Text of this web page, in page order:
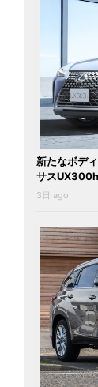
新たなボデ
サス
3日 ago